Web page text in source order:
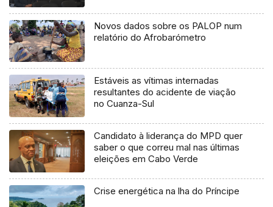
Novos dados sobre os PALOP num
relatório do Afrobarómetro
Estáveis as vítimas internadas
resultantes do acidente de viação
no Cuanza-Sul
Candidato à liderança do MPD quer
saber o que correu mal nas últimas
eleições em Cabo Verde
Crise energética na lha do Príncipe